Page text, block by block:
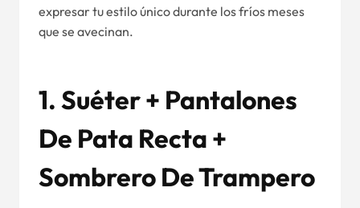
expresar tu estilo único durante los fríos meses
que se avecinan.
1. Suéter + Pantalones
De Pata Recta +
Sombrero De Trampero